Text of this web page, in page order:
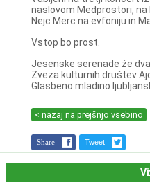
naslovom Medprostori,
Nejc Merc na evfoniju in
Vstop bo prost.
Jesenske serenade že
Zveza kulturnih društev
Glasbeno mladino
< nazaj na prejšnjo vsebino
Share Tweet